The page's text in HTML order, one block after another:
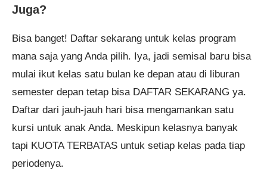
Juga?
Bisa banget! Daftar sekarang untuk kelas program
mana saja yang Anda pilih. Iya, jadi semisal baru bisa
mulai ikut kelas satu bulan ke depan atau di liburan
semester depan tetap bisa DAFTAR SEKARANG ya.
Daftar dari jauh-jauh hari bisa mengamankan satu
kursi untuk anak Anda. Meskipun kelasnya banyak
tapi KUOTA TERBATAS untuk setiap kelas pada tiap
periodenya.